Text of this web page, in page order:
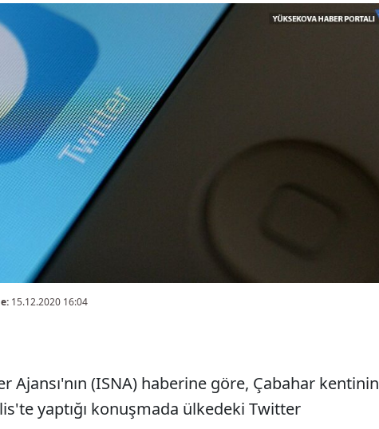
15.12.2020 16:04
Ajansı'nın (ISNA) haberine göre, Çabahar kentinin
yaptığı konuşmada ülkedeki Twitter